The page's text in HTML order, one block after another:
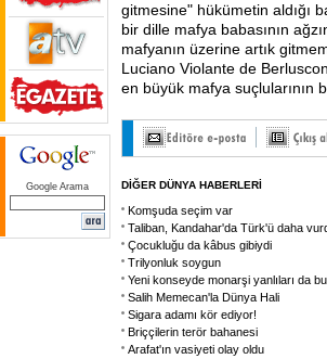
Google Arama
gitmesine" hükümetin aldığı
bir dille mafya babasının
mafyanın üzerine artık
Luciano Violante de
en büyük mafya suçlularının
DİĞER DÜNYA HABERLERİ
Komşuda seçim var
Taliban, Kandahar'da Türk'ü daha
Çocukluğu da kâbus gibiydi
Trilyonluk soygun
Yeni konseyde monarşi yanlıları da
Salih Memecan'la Dünya Hali
Sigara adamı kör ediyor!
Briççilerin terör bahanesi
Arafat'ın vasiyeti olay oldu